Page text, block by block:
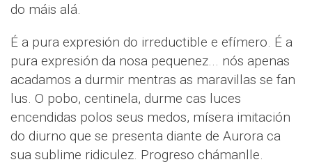
do máis alá.
É a pura expresión do irreductible e efímero. É a
pura expresión da nosa pequenez... nós apenas
acadamos a durmir mentras as maravillas se fan
lus. O pobo, centinela, durme cas luces
encendidas polos seus medos, mísera imitación
do diurno que se presenta diante de Aurora ca
sua sublime ridiculez. Progreso chámanlle.